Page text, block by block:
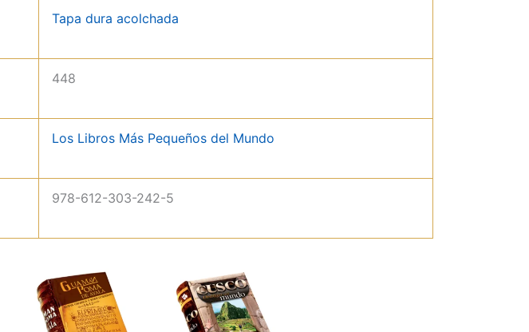
Tapa dura acolchada
448
Los Libros Más Pequeños del Mundo
978-612-303-242-5